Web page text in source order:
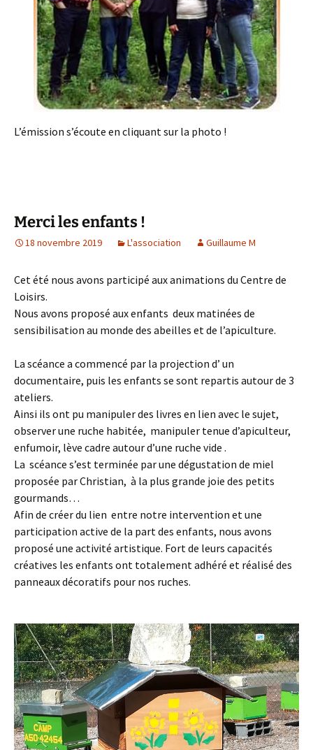
L’émission s’écoute en cliquant sur la photo !
Merci les enfants !
18 novembre 2019 L'association Guillaume M
Cet été nous avons participé aux animations du Centre de
Loisirs.
Nous avons proposé aux enfants deux matinées de
sensibilisation au monde des abeilles et de l’apiculture.
La scéance a commencé par la projection d’ un
documentaire, puis les enfants se sont repartis autour de 3
ateliers.
Ainsi ils ont pu manipuler des livres en lien avec le sujet,
observer une ruche habitée, manipuler tenue d’apiculteur,
enfumoir, lève cadre autour d’une ruche vide .
La scéance s’est terminée par une dégustation de miel
proposée par Christian, à la plus grande joie des petits
gourmands…
Afin de créer du lien entre notre intervention et une
participation active de la part des enfants, nous avons
proposé une activité artistique. Fort de leurs capacités
créatives les enfants ont totalement adhéré et réalisé des
panneaux décoratifs pour nos ruches.